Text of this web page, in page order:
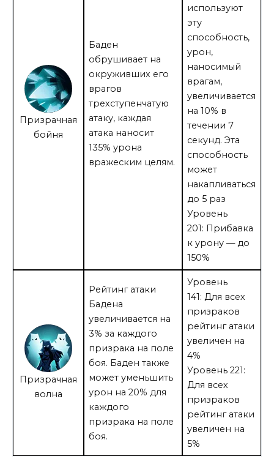
Призрачная
бойня
Баден
обрушивает на
окруживших его
врагов
трехступенчатую
атаку, каждая
атака наносит
135% урона
вражеским целям.
используют
эту
способность,
урон,
наносимый
врагам,
увеличивается
на 10% в
течении 7
секунд. Эта
способность
может
накапливаться
до 5 раз
Уровень
201: Прибавка
к урону — до
150%
Призрачная
волна
Рейтинг атаки
Бадена
увеличивается на
3% за каждого
призрака на поле
боя. Баден также
может уменьшить
урон на 20% для
каждого
призрака на поле
боя.
Уровень
141: Для всех
призраков
рейтинг атаки
увеличен на
4%
Уровень 221:
Для всех
призраков
рейтинг атаки
увеличен на
5%